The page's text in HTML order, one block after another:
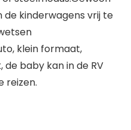
kinderwagens vrij te
klein formaat,
baby kan in de RV
reizen.